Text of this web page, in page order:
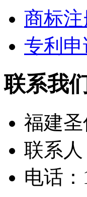
商标注
专利申
联系我
福建
联系
电话